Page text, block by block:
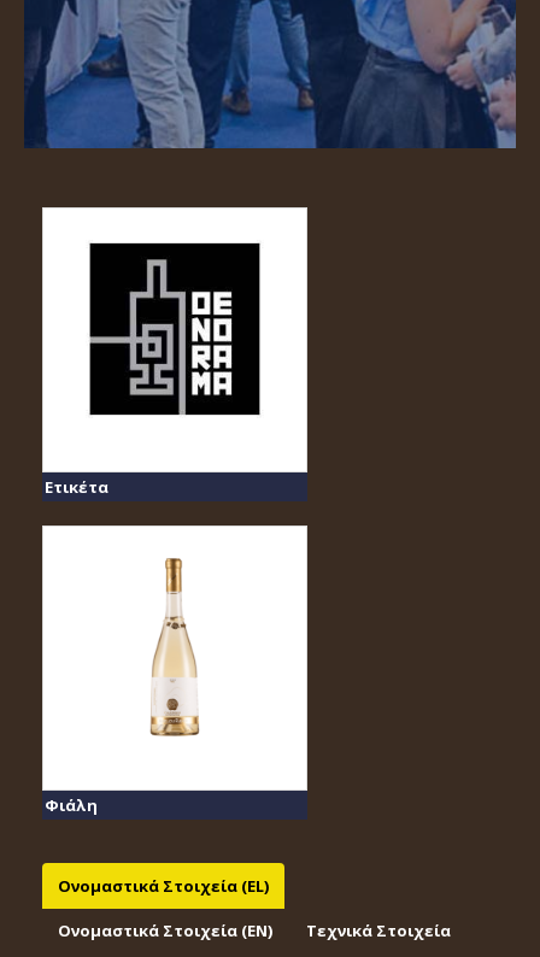
Ετικέτα
Φιάλη
Ονομαστικά Στοιχεία (EL)
Ονομαστικά Στοιχεία (EΝ) Τεχνικά Στοιχεία